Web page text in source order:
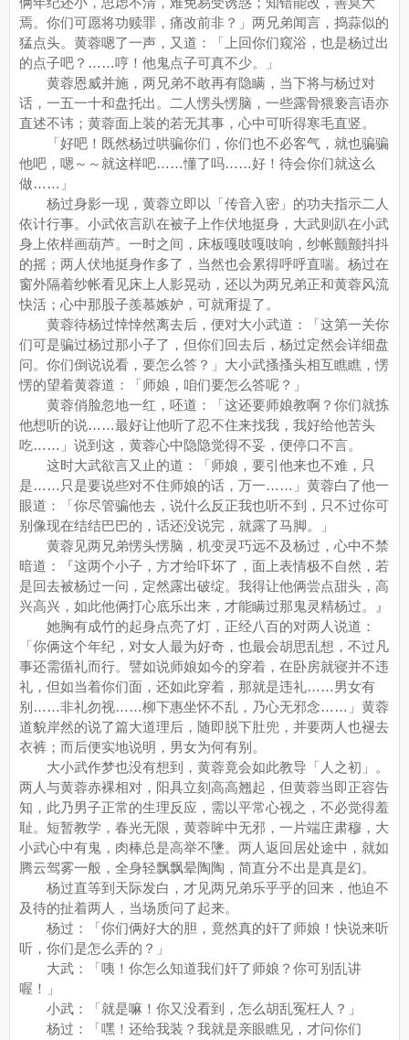
焉。你们可愿将功赎罪，痛改前非？」两兄弟闻言，捣蒜似的
猛点头。黄蓉嗯了一声，又道：「上回你们窥浴，也是杨过出
的点子吧？……哼！他鬼点子可真不少。」
黄蓉恩威并施，两兄弟不敢再有隐瞒，当下将与杨过对
话，一五一十和盘托出。二人愣头愣脑，一些露骨猥亵言语亦
直述不讳；黄蓉面上装的若无其事，心中可听得寒毛直竖。
「好吧！既然杨过哄骗你们，你们也不必客气，就也骗骗
他吧，嗯～～就这样吧……懂了吗……好！待会你们就这么
做……」
杨过身影一现，黄蓉立即以「传音入密」的功夫指示二人
依计行事。小武依言趴在被子上作伏地挺身，大武则趴在小武
身上依样画葫芦。一时之间，床板嘎吱嘎吱响，纱帐颤颤抖抖
的摇；两人伏地挺身作多了，当然也会累得呼呼直喘。杨过在
窗外隔着纱帐看见床上人影晃动，还以为两兄弟正和黄蓉风流
快活；心中那股子羨慕嫉妒，可就甭提了。
黄蓉待杨过悻悻然离去后，便对大小武道：「这第一关你
们可是骗过杨过那小子了，但你们回去后，杨过定然会详细盘
问。你们倒说说看，要怎么答？」大小武搔搔头相互瞧瞧，愣
愣的望着黄蓉道：「师娘，咱们要怎么答呢？」
黄蓉俏脸忽地一红，呸道：「这还要师娘教啊？你们就拣
他想听的说……最好让他听了忍不住来找我，我好给他苦头
吃……」说到这，黄蓉心中隐隐觉得不妥，便停口不言。
这时大武欲言又止的道：「师娘，要引他来也不难，只
是……只是要说些对不住师娘的话，万一……」黄蓉白了他一
眼道：「你尽管骗他去，说什么反正我也听不到，只不过你可
别像现在结结巴巴的，话还没说完，就露了马脚。」
黄蓉见两兄弟愣头愣脑，机变灵巧远不及杨过，心中不禁
暗道：『这两个小子，方才给吓坏了，面上表情极不自然，若
是回去被杨过一问，定然露出破绽。我得让他俩尝点甜头，高
兴高兴，如此他俩打心底乐出来，才能瞒过那鬼灵精杨过。』
她胸有成竹的起身点亮了灯，正经八百的对两人说道：
「你俩这个年纪，对女人最为好奇，也最会胡思乱想，不过凡
事还需循礼而行。譬如说师娘如今的穿着，在卧房就寝并不违
礼，但如当着你们面，还如此穿着，那就是违礼……男女有
别……非礼勿视……柳下惠坐怀不乱，乃心无邪念……」黄蓉
道貌岸然的说了篇大道理后，随即脱下肚兜，并要两人也褪去
衣裤；而后便实地说明，男女为何有别。
大小武作梦也没有想到，黄蓉竟会如此教导「人之初」。
两人与黄蓉赤裸相对，阳具立刻高高翘起，但黄蓉当即正容告
知，此乃男子正常的生理反应，需以平常心视之，不必觉得羞
耻。短暂教学，春光无限，黄蓉眸中无邪，一片端庄肃穆，大
小武心中有鬼，肉棒总是高举不墬。两人返回居处途中，就如
腾云驾雾一般，全身轻飘飘晕陶陶，简直分不出是真是幻。
杨过直等到天际发白，才见两兄弟乐乎乎的回来，他迫不
及待的扯着两人，当场质问了起来。
杨过：「你们俩好大的胆，竟然真的奸了师娘！快说来听
听，你们是怎么弄的？」
大武：「咦！你怎么知道我们奸了师娘？你可别乱讲
喔！」
小武：「就是嘛！你又没看到，怎么胡乱冤枉人？」
杨过：「嘿！还给我装？我就是亲眼瞧见，才问你们